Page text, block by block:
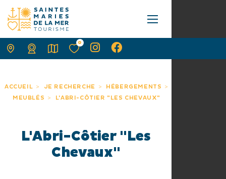
ACCUEIL JE RECHERCHE
HÉBERGEMENTS
MEUBLÉS
L'ABRI-CÔTIER "LES CHEVAUX"
L'Abri-Côtier "Les
Chevaux"
0